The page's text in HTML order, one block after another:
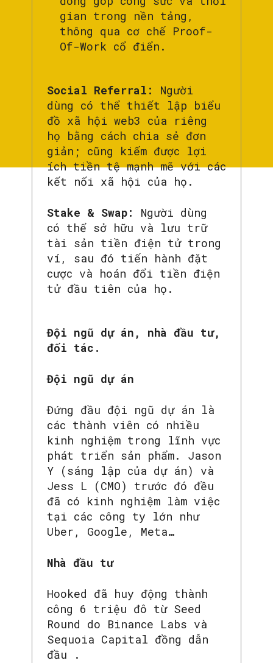
gian trong nền tảng,
thông qua cơ chế Proof-
Of-Work cổ điển.
Social Referral: Người
dùng có thể thiết lập biểu
đồ xã hội web3 của riêng
họ bằng cách chia sẻ đơn
giản; cũng kiếm được lợi
ích tiền tệ mạnh mẽ với các
kết nối xã hội của họ.
Stake & Swap: Người dùng
có thể sở hữu và lưu trữ
tài sản tiền điện tử trong
ví, sau đó tiến hành đặt
cược và hoán đổi tiền điện
tử đầu tiên của họ.
Đội ngũ dự án, nhà đầu tư,
đối tác.
Đội ngũ dự án
Đứng đầu đội ngũ dự án là
các thành viên có nhiều
kinh nghiệm trong lĩnh vực
phát triển sản phẩm. Jason
Y (sáng lập của dự án) và
Jess L (CMO) trước đó đều
đã có kinh nghiệm làm việc
tại các công ty lớn như
Uber, Google, Meta…
Nhà đầu tư
Hooked đã huy động thành
công 6 triệu đô từ Seed
Round do Binance Labs và
Sequoia Capital đồng dẫn
đầu .